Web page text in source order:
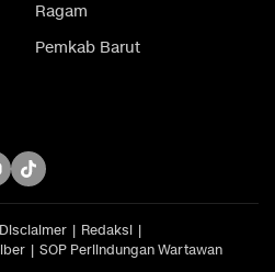
Ragam
Pemkab Barut
Disclaimer
Redaksi
SOP Perlindungan Wartawan